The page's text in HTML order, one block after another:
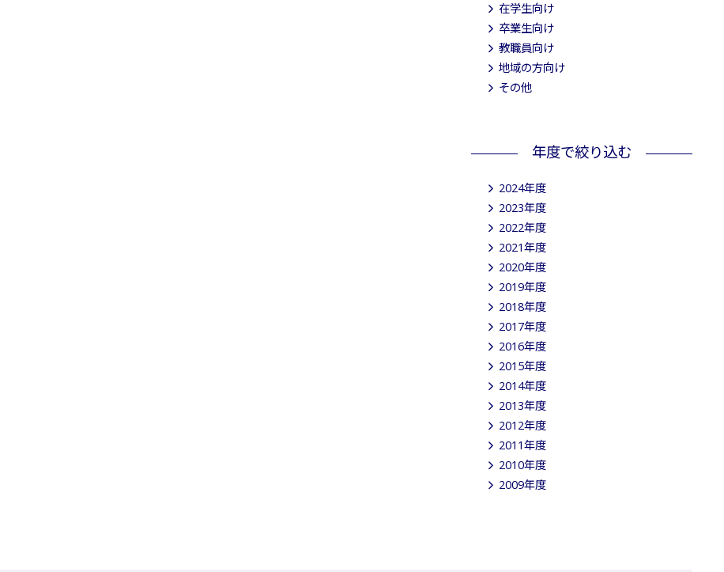
在学生向け
卒業生向け
教職員向け
地域の方向け
その他
年度で絞り込む
2024年度
2023年度
2022年度
2021年度
2020年度
2019年度
2018年度
2017年度
2016年度
2015年度
2014年度
2013年度
2012年度
2011年度
2010年度
2009年度